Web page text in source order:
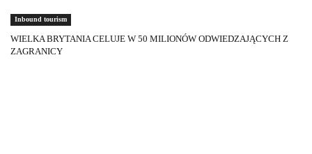
Inbound tourism
WIELKA BRYTANIA CELUJE W 50 MILIONÓW ODWIEDZAJĄCYCH Z
ZAGRANICY